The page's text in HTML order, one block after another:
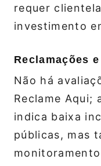
requer
investimento
Reclamações
Não há
Reclame Aqui;
indica baixa
públicas, mas